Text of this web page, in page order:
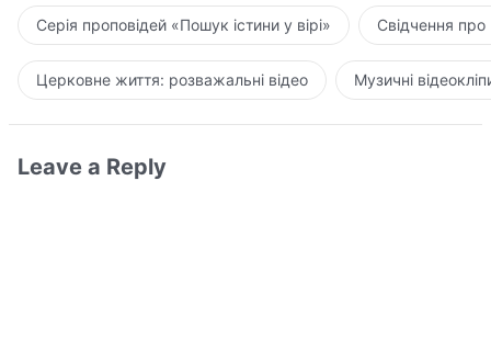
Серія проповідей «Пошук істини у вірі» Свідчення
Церковне життя: розважальні відео Музичні
Leave a Reply